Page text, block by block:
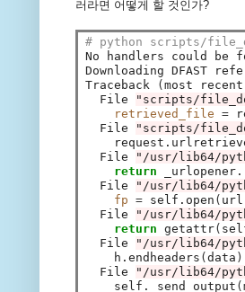
러라면 어떻게 할 것인가?
# python scripts/
No handlers could be
Downloading DFAST
Traceback
(most
  File
"scripts/
retrieved_file =
  File
"scripts/
  File
"/usr/lib64/
return
  File
"/usr/lib64/
fp = self.open (
  File
"/usr/lib64/
return getattr(
  File
"/usr/lib64/
    h.endheaders
(data )
  File
"/usr/lib64/
    self._send_output
(